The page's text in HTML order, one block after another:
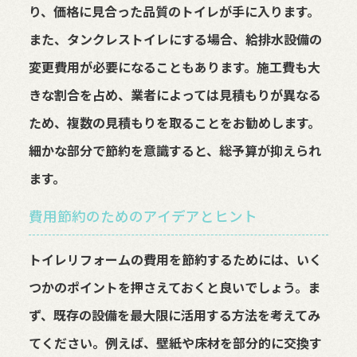
り、価格に見合った品質のトイレが手に入ります。
また、タンクレストイレにする場合、給排水設備の
変更費用が必要になることもあります。施工費も大
きな割合を占め、業者によっては見積もりが異なる
ため、複数の見積もりを取ることをお勧めします。
細かな部分で節約を意識すると、総予算が抑えられ
ます。
費用節約のためのアイデアとヒント
トイレリフォームの費用を節約するためには、いく
つかのポイントを押さえておくと良いでしょう。ま
ず、既存の設備を最大限に活用する方法を考えてみ
てください。例えば、壁紙や床材を部分的に交換す